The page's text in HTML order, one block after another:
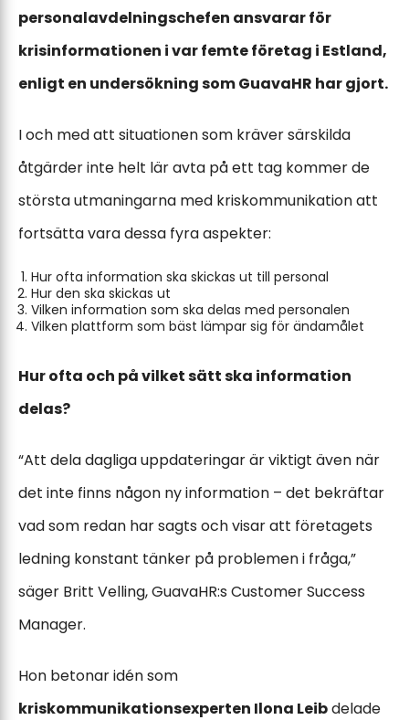
personalavdelningschefen ansvarar för
krisinformationen i var femte företag i Estland,
enligt en undersökning som GuavaHR har gjort.
I och med att situationen som kräver särskilda
åtgärder inte helt lär avta på ett tag kommer de
största utmaningarna med kriskommunikation att
fortsätta vara dessa fyra aspekter:
Hur ofta information ska skickas ut till personal
Hur den ska skickas ut
Vilken information som ska delas med personalen
Vilken plattform som bäst lämpar sig för ändamålet
Hur ofta och på vilket sätt ska information
delas?
“Att dela dagliga uppdateringar är viktigt även när
det inte finns någon ny information – det bekräftar
vad som redan har sagts och visar att företagets
ledning konstant tänker på problemen i fråga,”
säger Britt Velling, GuavaHR:s Customer Success
Manager.
Hon betonar idén som
kriskommunikationsexperten Ilona Leibdelade